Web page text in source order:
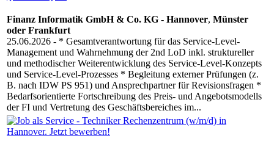
Finanz Informatik GmbH & Co. KG - Hannover, Münster
oder Frankfurt
25.06.2026 - * Gesamtverantwortung für das Service-Level-
Management und Wahrnehmung der 2nd LoD inkl. struktureller
und methodischer Weiterentwicklung des Service-Level-Konzepts
und Service-Level-Prozesses * Begleitung externer Prüfungen (z.
B. nach IDW PS 951) und Ansprechpartner für Revisionsfragen *
Bedarfsorientierte Fortschreibung des Preis- und Angebotsmodells
der FI und Vertretung des Geschäftsbereiches im...